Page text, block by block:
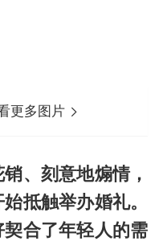
更多图片
、刻意地煽情，
抵触举办婚礼。
合了年轻人的需